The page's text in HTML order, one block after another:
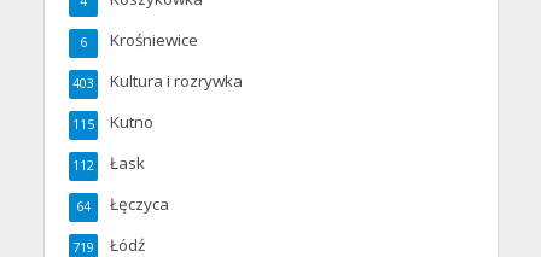
Krośniewice
6
Kultura i rozrywka
403
Kutno
115
Łask
112
Łęczyca
64
Łódź
719